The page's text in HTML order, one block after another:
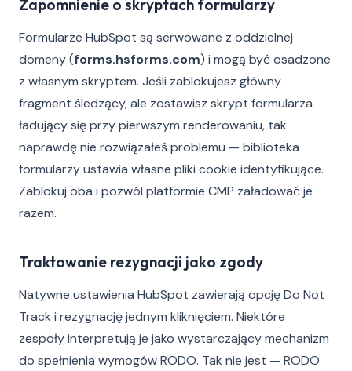
Zapomnienie o skryptach formularzy
Formularze HubSpot są serwowane z oddzielnej
domeny (forms.hsforms.com) i mogą być osadzone
z własnym skryptem. Jeśli zablokujesz główny
fragment śledzący, ale zostawisz skrypt formularza
ładujący się przy pierwszym renderowaniu, tak
naprawdę nie rozwiązałeś problemu — biblioteka
formularzy ustawia własne pliki cookie identyfikujące.
Zablokuj oba i pozwól platformie CMP załadować je
razem.
Traktowanie rezygnacji jako zgody
Natywne ustawienia HubSpot zawierają opcję Do Not
Track i rezygnację jednym kliknięciem. Niektóre
zespoły interpretują je jako wystarczający mechanizm
do spełnienia wymogów RODO. Tak nie jest — RODO